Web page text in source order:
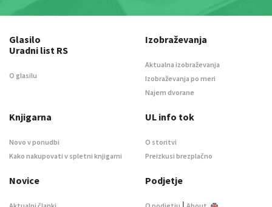
Glasilo
Uradni list RS
O glasilu
Izobraževanja
Aktualna izobraževanja
Izobraževanja po meri
Najem dvorane
Knjigarna
Novo v ponudbi
Kako nakupovati v spletni knjigarni
UL info tok
O storitvi
Preizkusi brezplačno
Novice Podjetje